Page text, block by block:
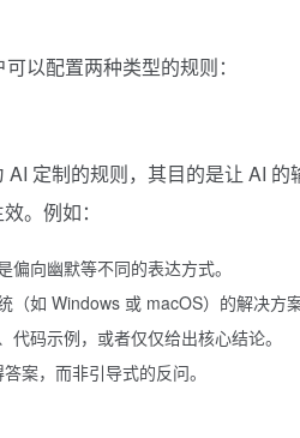
以配置两种类型的规则：
定制的规则，其目的是让 AI
。例如：
向幽默等不同的表达方式。
（如 Windows 或 macOS）的解决方
码示例，或者仅仅给出核心结论。
案，而非引导式的反问。